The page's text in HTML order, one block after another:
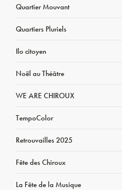
Quartier Mouvant
Quartiers Pluriels
Ilo citoyen
Noël au Théâtre
WE ARE CHIROUX
TempoColor
Retrouvailles 2025
Fête des Chiroux
La Fête de la Musique